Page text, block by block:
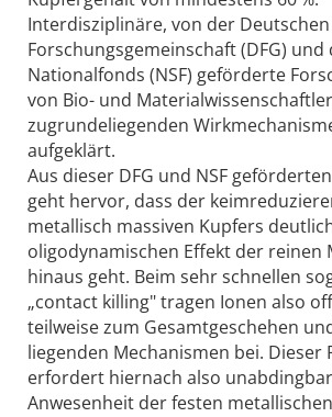
Interdisziplinäre, von der Deutschen
Forschungsgemeinschaft (DFG) und
Nationalfonds (NSF) geförderte
von Bio- und
zugrundeliegenden
aufgeklärt.
Aus dieser DFG und NSF
geht hervor, dass der
metallisch massiven Kupfers
oligodynamischen Effekt der reinen
hinaus geht. Beim sehr schnellen
„contact killing" tragen Ionen also
teilweise zum Gesamtgeschehen
liegenden Mechanismen bei. Dieser
erfordert hiernach also
Anwesenheit der festen